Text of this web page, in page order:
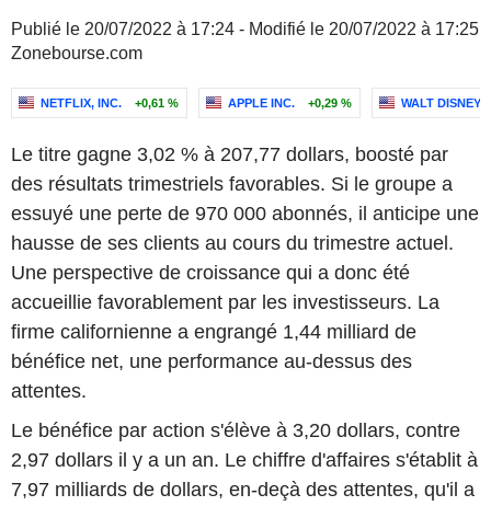
Publié le 20/07/2022 à 17:24 - Modifié le 20/07/2022 à 17:25
Zonebourse.com
NETFLIX, INC. +0,61 % APPLE INC. +0,29 % WALT DISNEY
Le titre gagne 3,02 % à 207,77 dollars, boosté par
des résultats trimestriels favorables. Si le groupe a
essuyé une perte de 970 000 abonnés, il anticipe une
hausse de ses clients au cours du trimestre actuel.
Une perspective de croissance qui a donc été
accueillie favorablement par les investisseurs. La
firme californienne a engrangé 1,44 milliard de
bénéfice net, une performance au-dessus des
attentes.
Le bénéfice par action s'élève à 3,20 dollars, contre
2,97 dollars il y a un an. Le chiffre d'affaires s'établit à
7,97 milliards de dollars, en-deçà des attentes, qu'il a